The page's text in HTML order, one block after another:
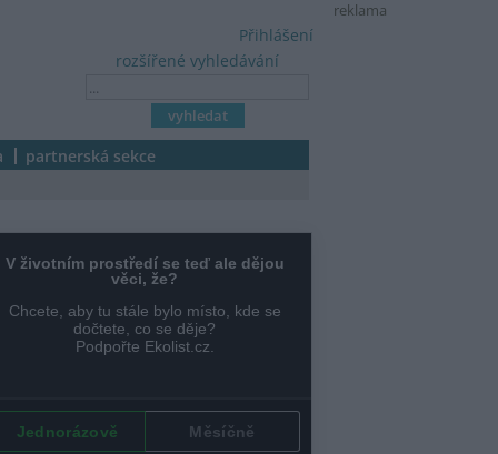
reklama
rozšířené vyhledávání
Přihlášení
partnerská sekce